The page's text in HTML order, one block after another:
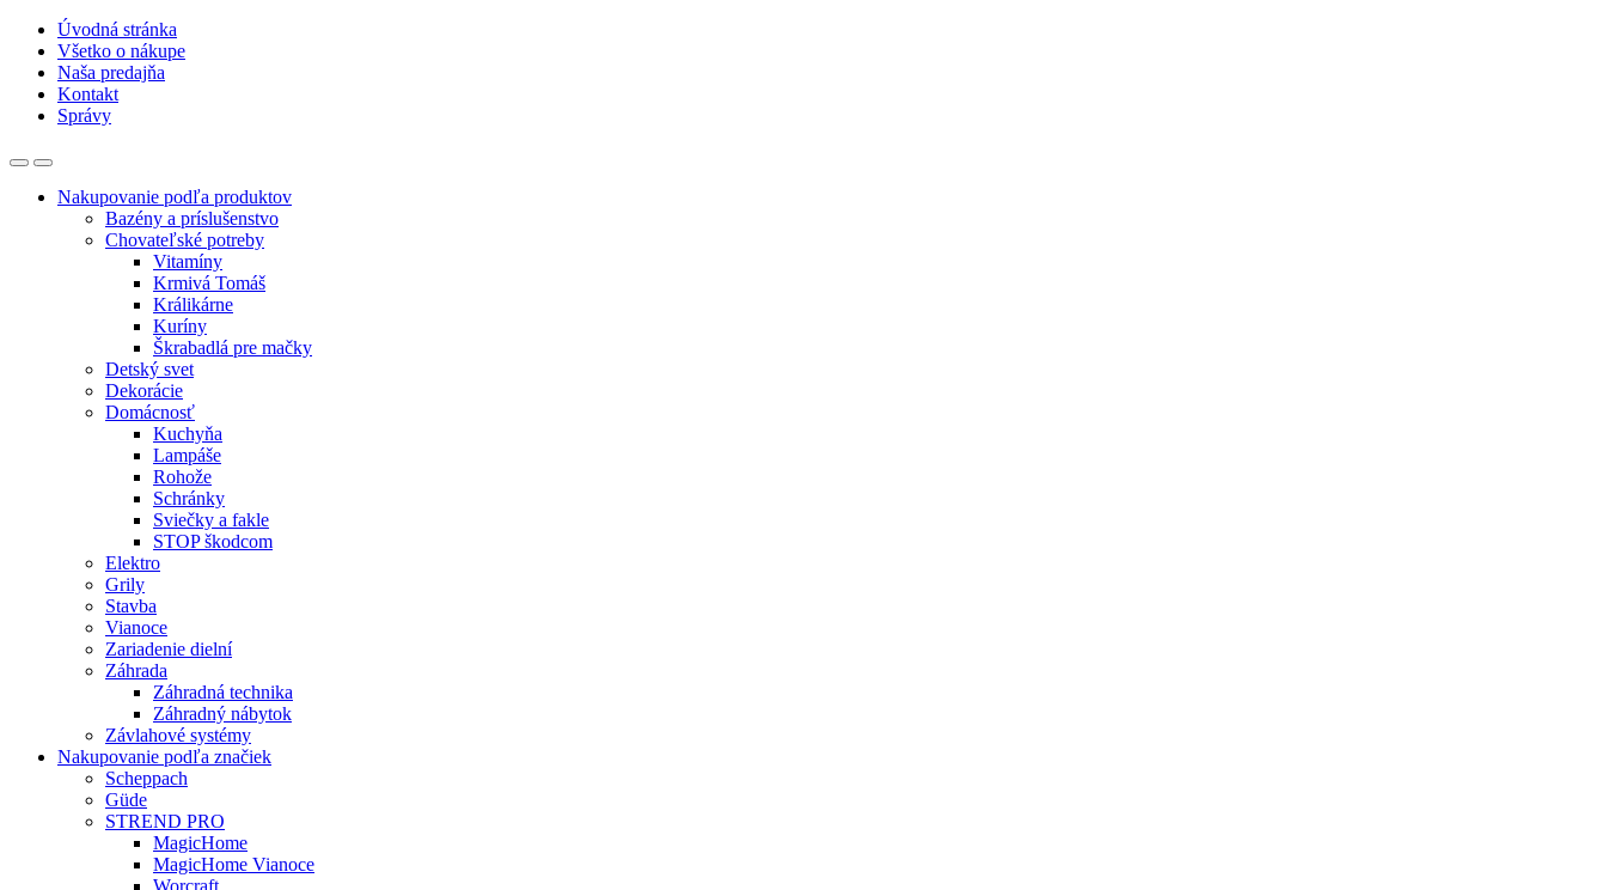
Úvodná stránka
Všetko o nákupe
Naša predajňa
Kontakt
Správy
Nakupovanie podľa produktov
Bazény a príslušenstvo
Chovateľské potreby
Vitamíny
Krmivá Tomáš
Králikárne
Kuríny
Škrabadlá pre mačky
Detský svet
Dekorácie
Domácnosť
Kuchyňa
Lampáše
Rohože
Schránky
Sviečky a fakle
STOP škodcom
Elektro
Grily
Stavba
Vianoce
Zariadenie dielní
Záhrada
Záhradná technika
Záhradný nábytok
Závlahové systémy
Nakupovanie podľa značiek
Scheppach
Güde
STREND PRO
MagicHome
MagicHome Vianoce
Worcraft